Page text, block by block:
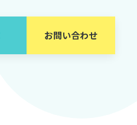
お問い合わせ